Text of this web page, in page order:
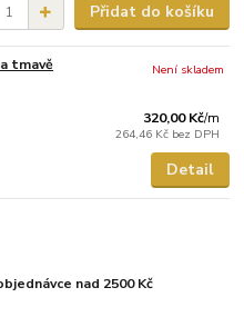
Přidat do košíku
tmavě
320,00 Kč/m
264,46 Kč bez DPH
Není skladem
Detail
nad 2500 Kč